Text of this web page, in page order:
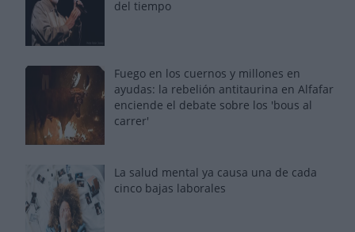
del tiempo
Fuego en los cuernos y millones en
ayudas: la rebelión antitaurina en Alfafar
enciende el debate sobre los 'bous al
carrer'
La salud mental ya causa una de cada
cinco bajas laborales